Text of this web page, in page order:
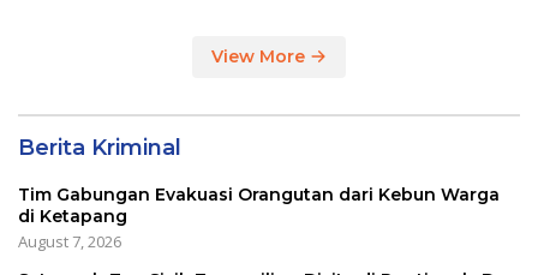
View More
Berita Kriminal
Tim Gabungan Evakuasi Orangutan dari Kebun Warga
di Ketapang
August 7, 2026